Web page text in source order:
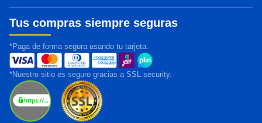
Tus compras siempre seguras
*Paga de forma segura usando tu tarjeta.
*Nuestro sitio es seguro gracias a SSL security.